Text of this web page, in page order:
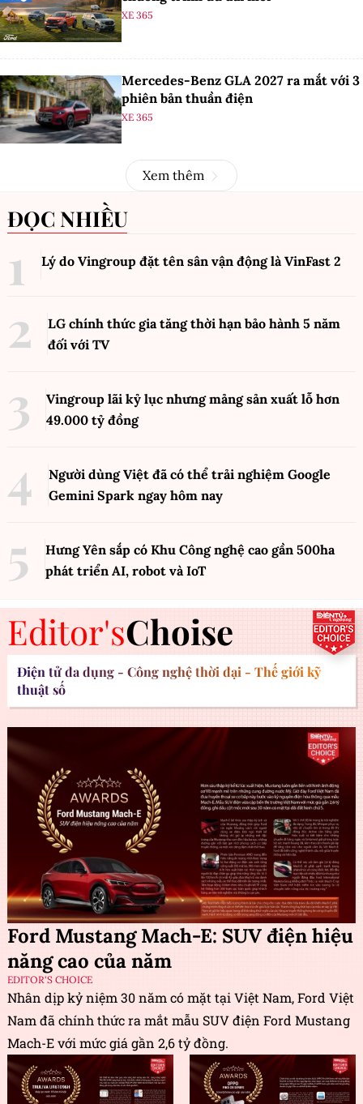
XE 365
Mercedes-Benz GLA 2027 ra mắt với 3
phiên bản thuần điện
XE 365
Xem thêm
ĐỌC NHIỀU
Lý do Vingroup đặt tên sân vận động là VinFast 2
LG chính thức gia tăng thời hạn bảo hành 5 năm
đối với TV
Vingroup lãi kỷ lục nhưng mảng sản xuất lỗ hơn
49.000 tỷ đồng
Người dùng Việt đã có thể trải nghiệm Google
Gemini Spark ngay hôm nay
Hưng Yên sắp có Khu Công nghệ cao gần 500ha
phát triển AI, robot và IoT
Editor'sChoise
Điện tử đa dụng - Công nghệ thời đại - Thế giới kỹ
thuật số
Ford Mustang Mach-E: SUV điện hiệu
năng cao của năm
EDITOR'S CHOICE
Nhân dịp kỷ niệm 30 năm có mặt tại Việt Nam, Ford Việt
Nam đã chính thức ra mắt mẫu SUV điện Ford Mustang
Mach-E với mức giá gần 2,6 tỷ đồng.